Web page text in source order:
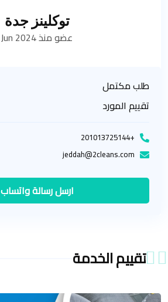
توكلينز جدة
عضو منذ Jun 2024
طلب مكتمل
تقييم المورد
+201013725144
jeddah@2cleans.com
ارسل رسالة واتساب
تقييم الخدمة